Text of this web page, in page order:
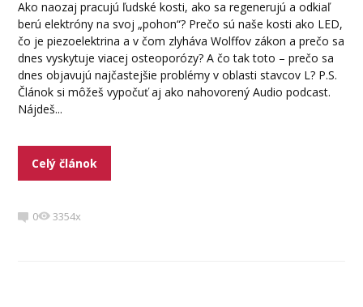
Ako naozaj pracujú ľudské kosti, ako sa regenerujú a odkiaľ
berú elektróny na svoj „pohon“? Prečo sú naše kosti ako LED,
čo je piezoelektrina a v čom zlyháva Wolffov zákon a prečo sa
dnes vyskytuje viacej osteoporózy? A čo tak toto – prečo sa
dnes objavujú najčastejšie problémy v oblasti stavcov L? P.S.
Článok si môžeš vypočuť aj ako nahovorený Audio podcast.
Nájdeš...
Celý článok
0 3354x